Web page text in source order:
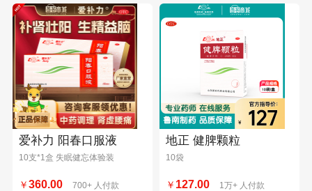
爱补力 阳春口服液
10支*1盒 失眠健忘体验装
￥360.00 700+ 人付款
地正 健脾颗粒
10袋
￥ 127.00 1万+ 人付款